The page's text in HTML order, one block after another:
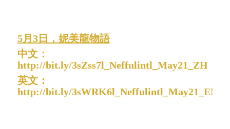
5月3日，妮美龍物語
中文：
http://bit.ly/3sZss7l_Neffulintl_May21_ZH
英文：
http://bit.ly/3sWRK6l_Neffulintl_May21_EN